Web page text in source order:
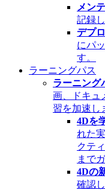
メン
記録
デプ
にパ
す。
ラーニングパス
ラーニング
画、ドキュ
習を加速し
4Dを
れた
クテ
まで
4Dの
確認